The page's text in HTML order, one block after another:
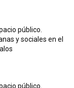
público.
y sociales en el
público.